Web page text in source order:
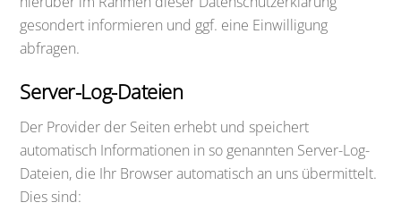
gesondert informieren und ggf. eine Einwilligung
abfragen.
Server-Log-Dateien
Der Provider der Seiten erhebt und speichert
automatisch Informationen in so genannten Server-Log-
Dateien, die Ihr Browser automatisch an uns übermittelt.
Dies sind: